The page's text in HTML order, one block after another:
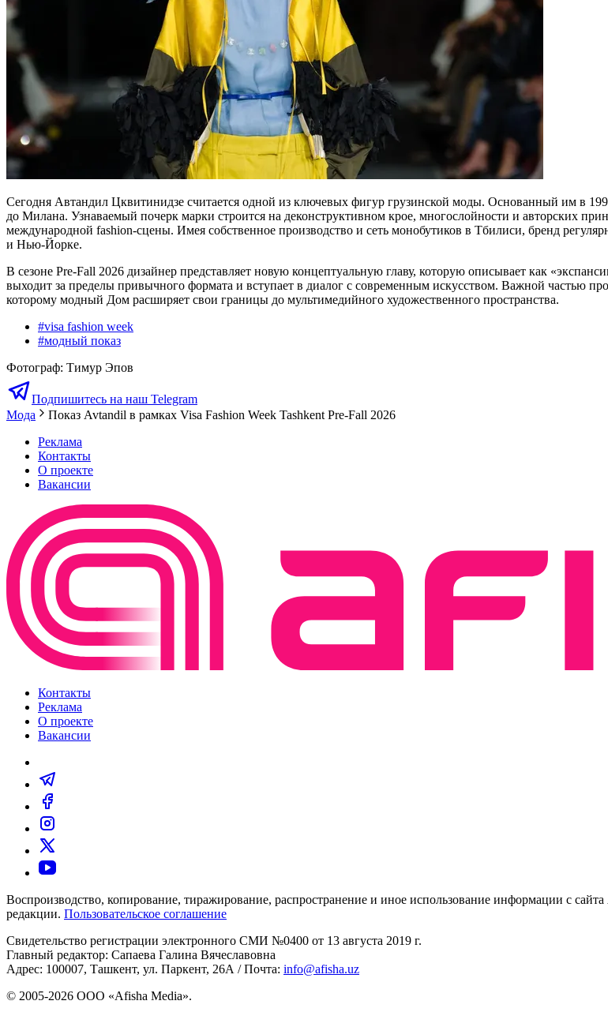
Сегодня Автандил Цквитинидзе считается одной из ключевых фигур грузинской моды. Основанный им в
до Милана. Узнаваемый почерк марки строится на деконструктивном крое, многослойности и авторских
международной fashion-сцены. Имея собственное производство и сеть монобутиков в Тбилиси, бренд
и Нью-Йорке.
В сезоне Pre-Fall 2026 дизайнер представляет новую концептуальную главу, которую описывает как
выходит за пределы привычного формата и вступает в диалог с современным искусством. Важной частью
которому модный Дом расширяет свои границы до мультимедийного художественного пространства.
#visa fashion week
#модный показ
Фотограф: Тимур Эпов
Подпишитесь на наш Telegram
Мода
Показ Avtandil в рамках Visa Fashion Week Tashkent Pre-Fall 2026
Реклама
Контакты
О проекте
Вакансии
Контакты
Реклама
О проекте
Вакансии
Воспроизводство, копирование, тиражирование, распространение и иное использование информации с
редакции. Пользовательское соглашение
Свидетельство регистрации электронного СМИ №0400 от 13 августа 2019 г.
Главный редактор: Сапаева Галина Вячеславовна
Адрес: 100007, Ташкент, ул. Паркент, 26А / Почта: info@afisha.uz
© 2005-2026 ООО «Afisha Media».